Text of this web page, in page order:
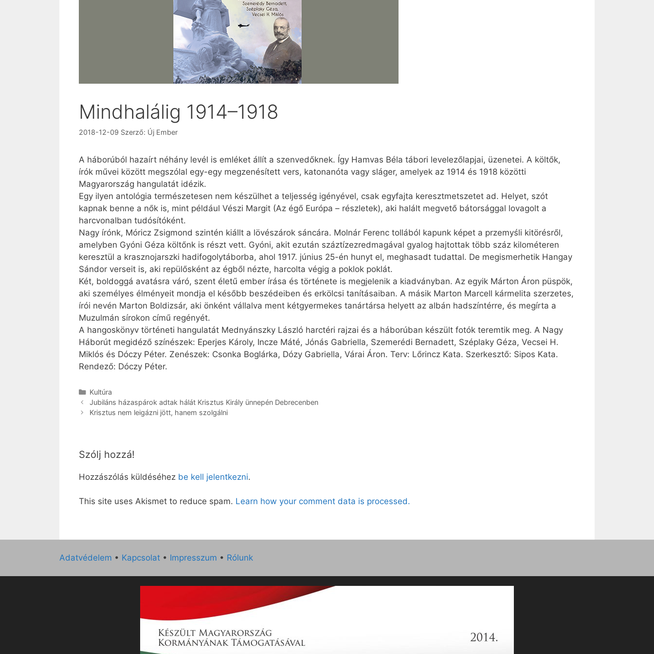
Mindhalálig 1914–1918
2018-12-09 Szerző: Új Ember
A háborúból hazaírt néhány levél is emléket állít a szenvedőknek. Így Hamvas Béla tábori levelezőlapjai, üzenetei. A költők,
írók művei között megszólal egy-egy megzenésített vers, katonanóta vagy sláger, amelyek az 1914 és 1918 közötti
Magyarország hangulatát idézik.
Egy ilyen antológia természetesen nem készülhet a teljesség igényével, csak egyfajta keresztmetszetet ad. Helyet, szót
kapnak benne a nők is, mint például Vészi Margit (Az égő Európa – részletek), aki halált megvető bátorsággal lovagolt a
harcvonalban tudósítóként.
Nagy írónk, Móricz Zsigmond szintén kiállt a lövészárok sáncára. Molnár Ferenc tollából kapunk képet a przemyśli kitörésről,
amelyben Gyóni Géza költőnk is részt vett. Gyóni, akit ezután száztíz­ez­redmagával gyalog hajtottak több száz kilométeren
keresztül a krasznojarszki hadifogolytáborba, ahol 1917. június 25-én hunyt el, meghasadt tudattal. De megismerhetik Hangay
Sándor verseit is, aki repülősként az égből nézte, harcolta végig a poklok poklát.
Két, boldoggá avatásra váró, szent életű ember írása és története is megjelenik a kiadványban. Az egyik Márton Áron püspök,
aki személyes élményeit mondja el később beszédeiben és erkölcsi tanításaiban. A másik Marton Marcell kármelita szerzetes,
írói nevén Marton Boldizsár, aki önként vállalva ment kétgyermekes tanártársa helyett az albán hadszíntérre, és megírta a
Muzulmán sírokon című regényét.
A hangoskönyv történeti hangulatát Mednyánszky László harctéri rajzai és a háborúban készült fotók teremtik meg. A Nagy
Háborút megidéző színészek: Eperjes Károly, Incze Máté, Jónás Gabriella, Szemerédi Bernadett, Széplaky Géza, Vecsei H.
Miklós és Dóczy Péter. Zenészek: Csonka Boglárka, Dózy Gabriella, Várai Áron. Terv: Lőrincz Kata. Szerkesztő: Sipos Kata.
Rendező: Dóczy Péter.
Kategória
Kultúra
Jubiláns házaspárok adtak hálát Krisztus Király ünnepén Debrecenben
Krisztus nem leigázni jött, hanem szolgálni
Szólj hozzá!
Hozzászólás küldéséhez be kell jelentkezni.
This site uses Akismet to reduce spam. Learn how your comment data is processed.
Adatvédelem • Kapcsolat • Impresszum • Rólunk